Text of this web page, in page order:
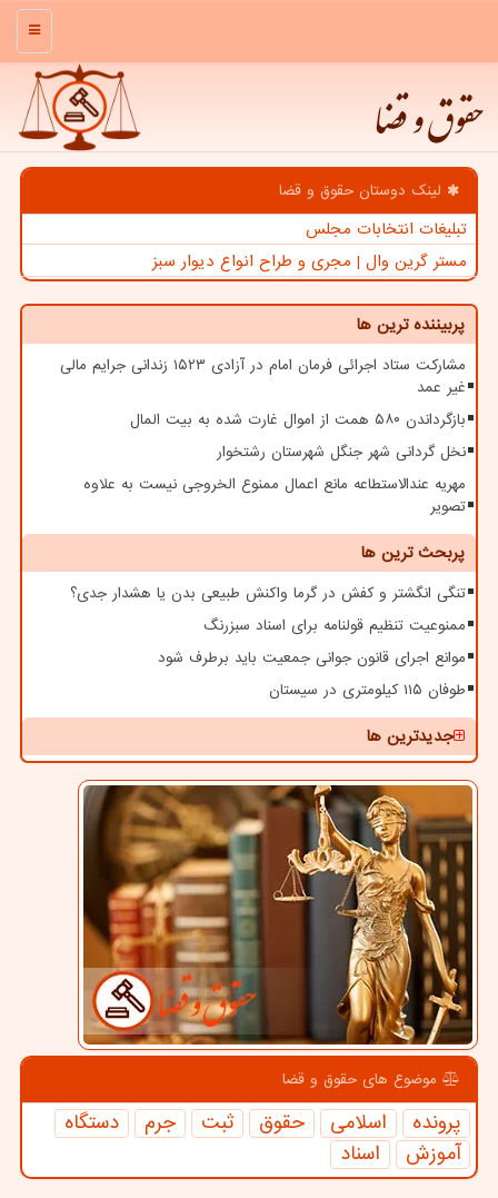
منو
حقوق و قضا
لینک دوستان حقوق و قضا
تبلیغات انتخابات مجلس
مستر گرین وال | مجری و طراح انواع دیوار سبز
پربیننده ترین ها
مشارکت ستاد اجرائی فرمان امام در آزادی ۱۵۲۳ زندانی جرایم مالی
غیر عمد
بازگرداندن ۵۸۰ همت از اموال غارت شده به بیت المال
نخل گردانی شهر جنگل شهرستان رشتخوار
مهریه عندالاستطاعه مانع اعمال ممنوع الخروجی نیست به علاوه
تصویر
پربحث ترین ها
تنگی انگشتر و کفش در گرما واکنش طبیعی بدن یا هشدار جدی؟
ممنوعیت تنظیم قولنامه برای اسناد سبزرنگ
موانع اجرای قانون جوانی جمعیت باید برطرف شود
طوفان ۱۱۵ کیلومتری در سیستان
جدیدترین ها
موضوع های حقوق و قضا
پرونده اسلامی حقوق ثبت جرم
دستگاه
آموزش
اسناد